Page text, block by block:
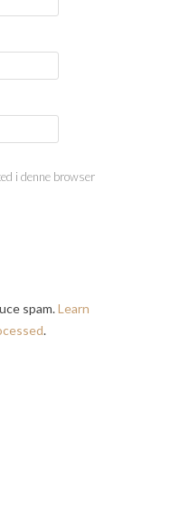
i denne browser
spam.Learn
.